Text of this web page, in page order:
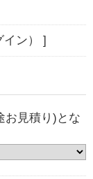
イン） ]
お見積り)とな